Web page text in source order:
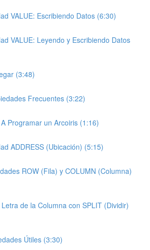
VALUE: Escribiendo Datos (6:30)
VALUE: Leyendo y Escribiendo Datos
(3:48)
Frecuentes (3:22)
Programar un Arcoiris (1:16)
ADDRESS (Ubicación) (5:15)
ROW (Fila) y COLUMN (Columna)
de la Columna con SPLIT (Dividir)
Útiles (3:30)